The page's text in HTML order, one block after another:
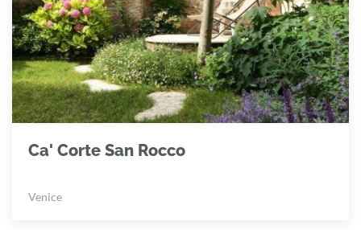
Ca' Corte San Rocco
Venice